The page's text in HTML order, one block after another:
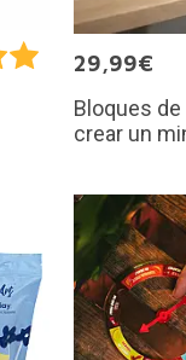
29,99€
Bloques
crear un